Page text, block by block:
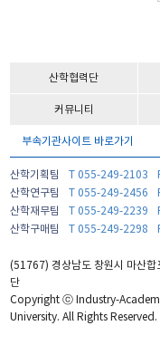
산학협력단
커뮤니티
부속기관사이트 바로가기
산학기획팀 T 055-249-2103
산학연구팀
T 055-249-2456
산학재무팀
T 055-249-2239
산학구매팀
T 055-249-2298
(51767) 경상남도 창원시 마산합
단
Copyright ⓒ Industry-
University. All Rights Reserved.